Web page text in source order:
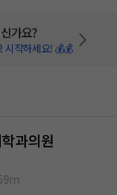
가요?
시작하세요! 💰💰
과의원